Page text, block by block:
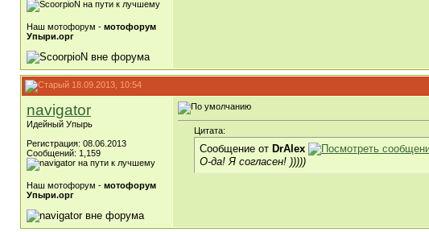
Наш мотофорум - мотофорум
Упыри.орг
18.09.2013, 10:54
navigator
Идейный Упырь
Регистрация: 08.06.2013
Сообщений: 1,159
Наш мотофорум - мотофорум
Упыри.орг
Цитата:
Сообщение от DrAlex
О-да! Я согласен! )))))